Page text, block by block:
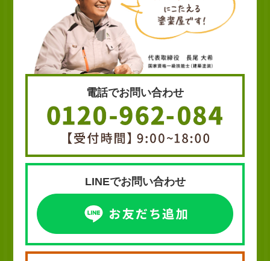
電話でお問い合わせ
LINEでお問い合わせ